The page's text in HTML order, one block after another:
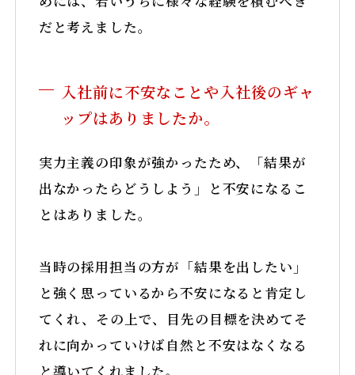
だと考えました。
入社前に不安なことや入社後のギャ
ップはありましたか。
実力主義の印象が強かったため、「結果が
出なかったらどうしよう」と不安になるこ
とはありました。
当時の採用担当の方が「結果を出したい」
と強く思っているから不安になると肯定し
てくれ、その上で、目先の目標を決めてそ
れに向かっていけば自然と不安はなくなる
と導いてくれました。